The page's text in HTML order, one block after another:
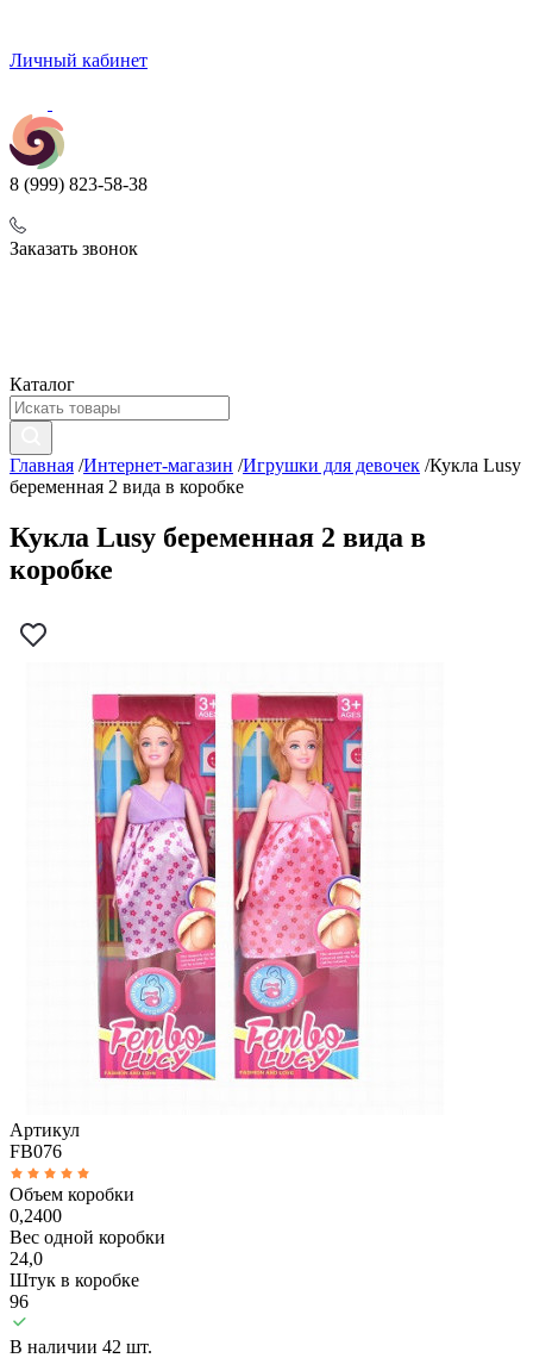
Личный кабинет
8 (999) 823-58-38
Заказать звонок
Каталог
Главная /Интернет-магазин /Игрушки для девочек /Кукла Lusy
беременная 2 вида в коробке
Кукла Lusy беременная 2 вида в
коробке
Артикул
FB076
Объем коробки
0,2400
Вес одной коробки
24,0
Штук в коробке
96
В наличии 42 шт.